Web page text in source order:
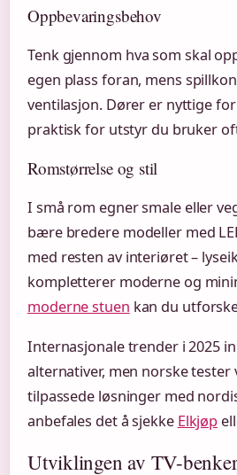
Oppbevaringsbehov
Tenk gjennom hva som skal
egen plass foran, mens
ventilasjon. Dører er nyttige
praktisk for utstyr du bruker
Romstørrelse og stil
I små rom egner smale eller
bære bredere modeller med
med resten av interiøret –
kompletterer moderne og
moderne stuen kan du
Internasjonale trender i 2025
alternativer, men norske
tilpassede løsninger med
anbefales det å sjekke Elkjøp
Utviklingen av TV-